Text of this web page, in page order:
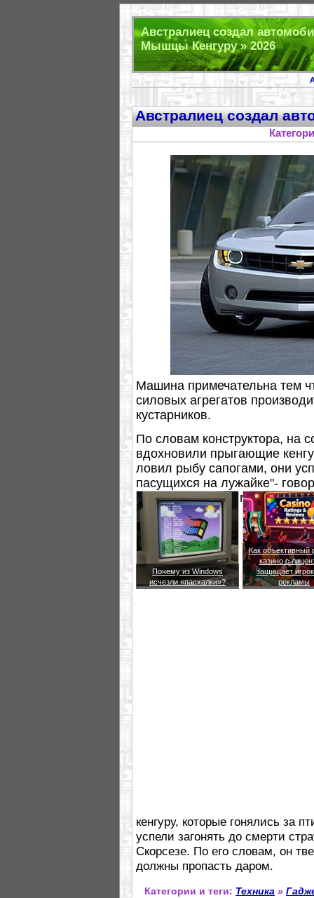
Австралиец создал
Мышцы Кенгуру » 2026
Австралиец создал
Машина примечательна тем
силовых агрегатов
кустарников.
По словам конструктора, на
вдохновили прыгающие
ловил рыбу сапогами, они
пасущихся на лужайке"-
решил, что такая мощь и
Почему из Windows
исчезли «пасхалки»?
Как объективный
казино с
защищает
рекламы
кенгуру, которые гонялись за
успели загонять до смерти
Скорсезе. По его словам, он
должны пропасть даром.
Категории и теги: Техника »